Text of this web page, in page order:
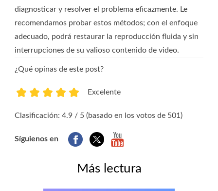
diagnosticar y resolver el problema eficazmente. Le
recomendamos probar estos métodos; con el enfoque
adecuado, podrá restaurar la reproducción fluida y sin
interrupciones de su valioso contenido de video.
¿Qué opinas de este post?
Excelente
Clasificación: 4.9 / 5 (basado en los votos de 501)
Síguienos en
Más lectura